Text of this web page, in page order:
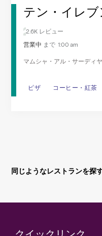
テン・イレ
2.6K レビュー
営業中 まで 1:00 am
マムシャ・アル・サーディ
ピザ コーヒー・紅茶
ピザ コーヒー・紅茶
同じようなレストランを探